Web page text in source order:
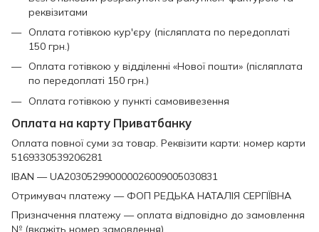
реквізитами
Оплата готівкою кур'єру (післяплата по передоплаті
150 грн.)
Оплата готівкою у відділенні «Нової пошти» (післяплата
по передоплаті 150 грн.)
Оплата готівкою у пункті самовивезення
Оплата на карту Приватбанку
Оплата повної суми за товар. Реквізити карти: номер карти
5169330539206281
IBAN — UA203052990000026009005030831
Отримувач платежу — ФОП РЕДЬКА НАТАЛІЯ СЕРГІЇВНА
Призначення платежу — оплата відповідно до замовлення
№ (вкажіть номер замовлення).